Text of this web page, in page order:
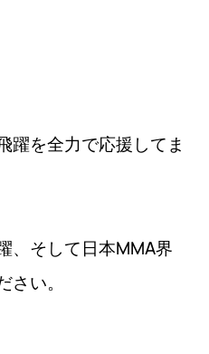
躍を全力で応援してま
、そして日本MMA界
い。